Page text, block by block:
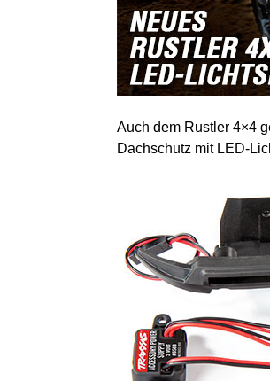
Auch dem Rustler 4×4
Dachschutz mit LED-